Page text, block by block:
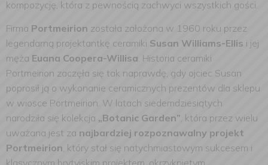
kompozycję, która z pewnością zachwyci wszystkich gości.
Firma Portmeirion została założona w 1960 roku przez
legendarną projektantkę ceramiki Susan Williams-Ellis i jej
męża Euana Coopera-Willisa. Historia ceramiki
Portmeirion zaczęła się tak naprawdę, gdy ojciec Susan
poprosił ją o wykonanie ceramicznych prezentów dla sklepu
w wiosce Portmeirion. W latach siedemdziesiątych
narodziła się kolekcja „Botanic Garden”, która przez wielu
uważana jest za najbardziej rozpoznawalny projekt
Portmeirion, który stał się natychmiastowym sukcesem i
klasycznym brytyjskim projektem, okrzykniętym